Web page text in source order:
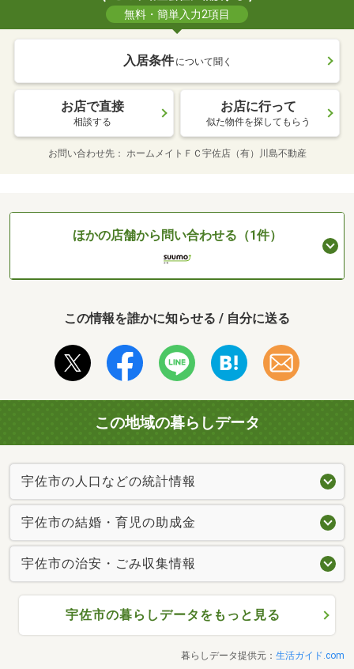
無料・簡単入力2項目
入居条件 について聞く
お店で直接
相談する
お店に行って
似た物件を探してもらう
お問い合わせ先 ホームメイトＦＣ宇佐店（有）川島不動産
ほかの店舗から問い合わせる（1件）
この情報を誰かに知らせる / 自分に送る
この地域の暮らしデータ
宇佐市の人口などの統計情報
宇佐市の結婚・育児の助成金
宇佐市の治安・ごみ収集情報
宇佐市の暮らしデータをもっと見る
暮らしデータ提供元： 生活ガイド.com